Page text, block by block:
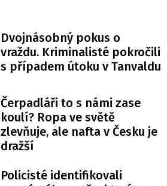
Dvojnásobný pokus o
vraždu. Kriminalisté pokročili
s případem útoku v Tanvaldu
Čerpadláři to s námi zase
koulí? Ropa ve světě
zlevňuje, ale nafta v Česku je
dražší
Policisté identifikovali